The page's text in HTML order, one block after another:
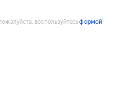
воспользуйтесьформой